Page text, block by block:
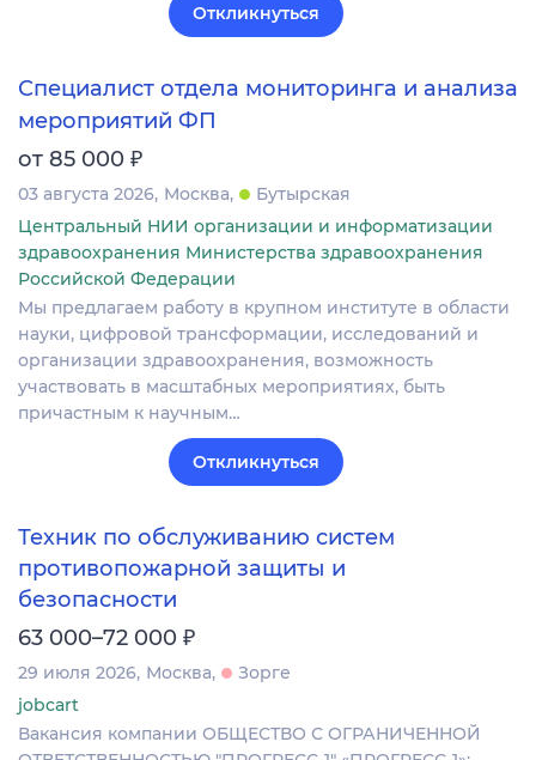
Откликнуться
Специалист отдела мониторинга и анализа
мероприятий ФП
от 85 000 ₽
03 августа 2026 Москва
Бутырская
Центральный НИИ организации и информатизации
здравоохранения Министерства здравоохранения
Российской Федерации
Мы предлагаем работу в крупном институте в области
науки, цифровой трансформации, исследований и
организации здравоохранения, возможность
участвовать в масштабных мероприятиях, быть
причастным к научным…
Откликнуться
Техник по обслуживанию систем
противопожарной защиты и
безопасности
63 000–72 000 ₽
29 июля 2026 Москва
Зорге
jobcart
Вакансия компании ОБЩЕСТВО С ОГРАНИЧЕННОЙ